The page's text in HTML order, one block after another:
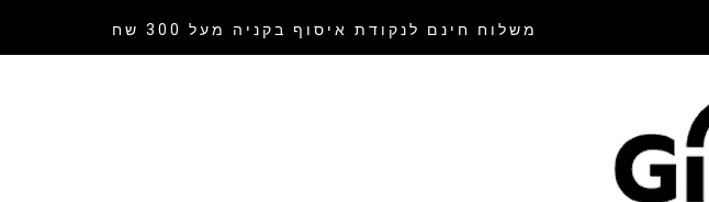
משלוח חינם לנקודת איסוף בקניה מעל 300 שח